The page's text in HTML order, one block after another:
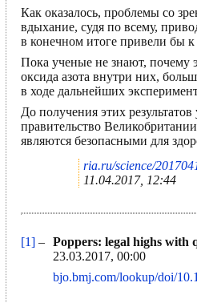
Как оказалось, проблемы со
вдыхание, судя по всему,
в конечном итоге привели бы
Пока ученые не знают, почему
оксида азота внутри них,
в ходе дальнейших
До получения этих
правительство
являются безопасными для
ria.ru/science/
11.04.2017, 12:44
[1] – Poppers: legal highs with
23.03.2017, 00:00
bjo.bmj.com/lookup/doi/